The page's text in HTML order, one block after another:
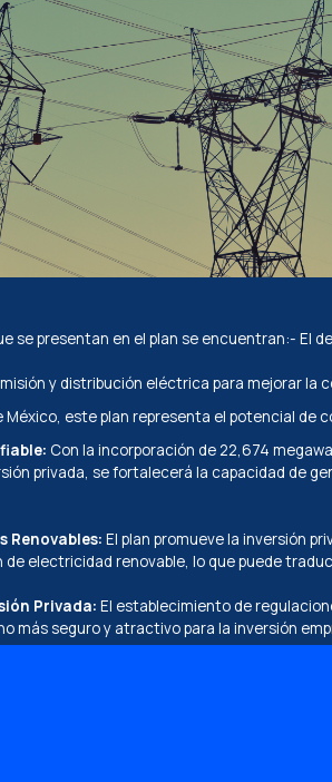
se presentan en el plan se encuentran:- El
y distribución eléctrica para mejorar la
México, este plan representa el potencial de
Con la incorporación de 22,674
privada, se fortalecerá la capacidad de
Renovables: El plan promueve la inversión
electricidad renovable, lo que puede
Privada: El establecimiento de
más seguro y atractivo para la inversión